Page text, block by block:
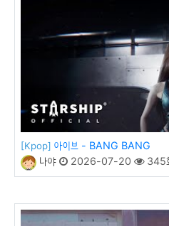
[Kpop] 아이브 - BANG BANG
나야
2026-07-20 345